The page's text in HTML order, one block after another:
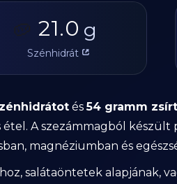
🥔 21.0 g
Szénhidrát
és54 gramm zsírt
A szezámmagból készült
magnéziumban és
salátaöntetek alapjának,